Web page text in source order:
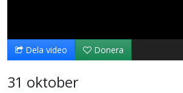
video
Dela video Donera
31 oktober